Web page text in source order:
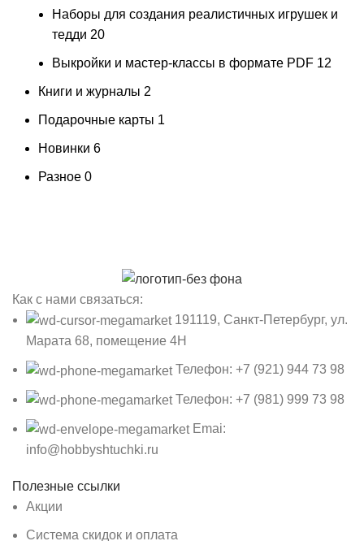
Наборы для создания реалистичных игрушек и
тедди 20
Выкройки и мастер-классы в формате PDF 12
Книги и журналы 2
Подарочные карты 1
Новинки 6
Разное 0
Как с нами связаться:
191119, Санкт-Петербург, ул.
Марата 68, помещение 4Н
Телефон: +7 (921) 944 73 98
Телефон: +7 (981) 999 73 98
Emai:
info@hobbyshtuchki.ru
Полезные ссылки
Акции
Система скидок и оплата